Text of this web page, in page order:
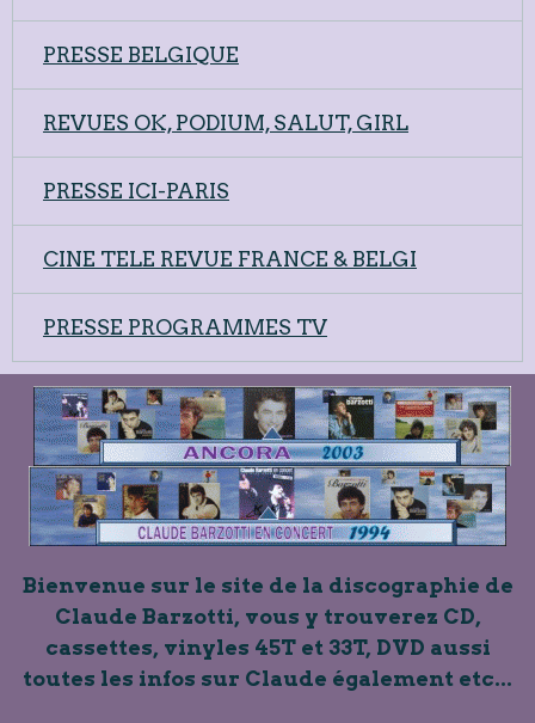
PRESSE BELGIQUE
REVUES OK, PODIUM, SALUT, GIRL
PRESSE ICI-PARIS
CINE TELE REVUE FRANCE & BELGI
PRESSE PROGRAMMES TV
Bienvenue sur le site de la discographie de
Claude Barzotti, vous y trouverez CD,
cassettes, vinyles 45T et 33T, DVD aussi
toutes les infos sur Claude également etc...